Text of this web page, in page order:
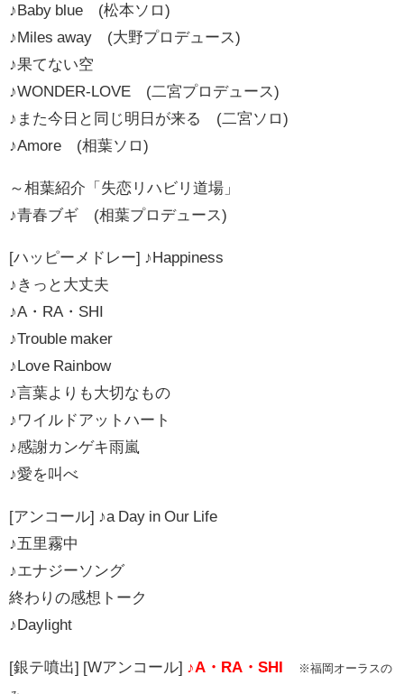
♪Baby blue (松本ソロ)
♪Miles away (大野プロデュース)
♪果てない空
♪WONDER-LOVE (二宮プロデュース)
♪また今日と同じ明日が来る (二宮ソロ)
♪Amore (相葉ソロ)
～相葉紹介「失恋リハビリ道場」
♪青春ブギ (相葉プロデュース)
[ハッピーメドレー] ♪Happiness
♪きっと大丈夫
♪A・RA・SHI
♪Trouble maker
♪Love Rainbow
♪言葉よりも大切なもの
♪ワイルドアットハート
♪感謝カンゲキ雨嵐
♪愛を叫べ
[アンコール] ♪a Day in Our Life
♪五里霧中
♪エナジーソング
終わりの感想トーク
♪Daylight
[銀テ噴出] [Wアンコール] ♪A・RA・SHI ※福岡オーラスの